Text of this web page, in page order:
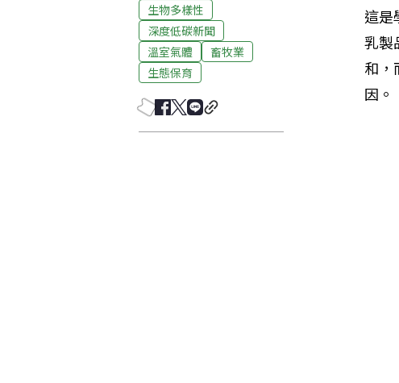
生物多樣性
深度低碳新聞
溫室氣體
畜牧業
生態保育
這是
乳製
和，
因。